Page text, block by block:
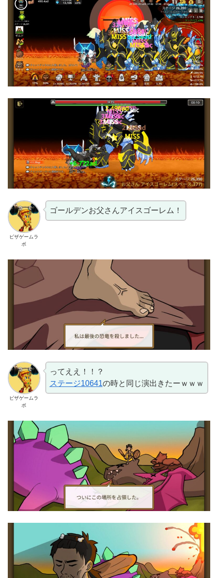
ピザゲームラ
ボ
ゴールデンお父さんアイスゴーレム！
ピザゲームラ
ボ
ってええ！！？
ステージ10641の時と同じ演出きたーｗｗｗ